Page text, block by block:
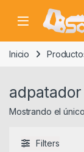
Skip to navigation
Skip to content
Inicio
Mostrando el
Filters